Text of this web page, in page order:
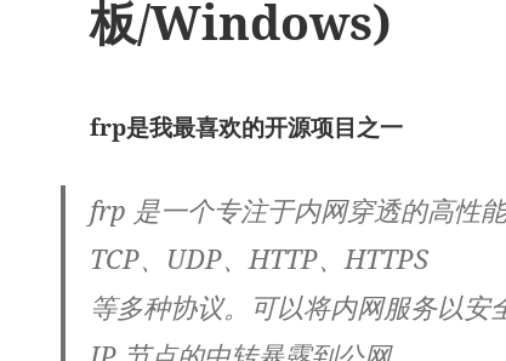
板/Windows)
frp是我最喜欢的开源项目之一
frp 是一个专注于内网穿透的高性
TCP、UDP、HTTP、HTTPS
等多种协议。可以将内网服务以